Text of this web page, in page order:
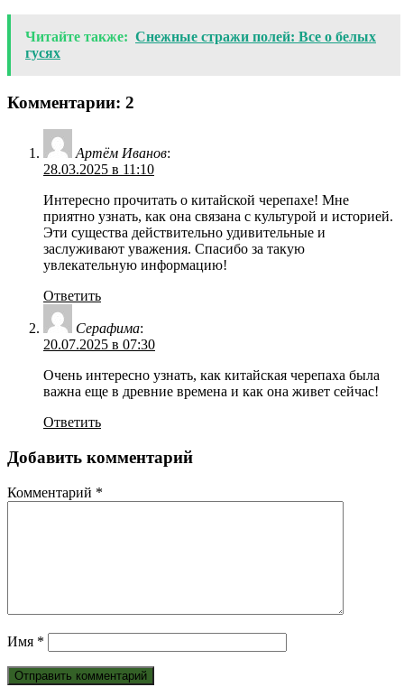
Читайте также: Снежные стражи полей: Все о белых
гусях
Комментарии: 2
Артём Иванов:
28.03.2025 в 11:10
Интересно прочитать о китайской черепахе! Мне
приятно узнать, как она связана с культурой и историей.
Эти существа действительно удивительные и
заслуживают уважения. Спасибо за такую
увлекательную информацию!
Ответить
Серафима:
20.07.2025 в 07:30
Очень интересно узнать, как китайская черепаха была
важна еще в древние времена и как она живет сейчас!
Ответить
Добавить комментарий
Комментарий *
Имя *